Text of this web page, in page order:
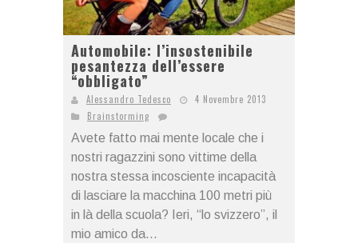
Automobile: l’insostenibile
pesantezza dell’essere
“obbligato”
Alessandro Tedesco
4 Novembre 2013
Brainstorming
Avete fatto mai mente locale che i
nostri ragazzini sono vittime della
nostra stessa incosciente incapacità
di lasciare la macchina 100 metri più
in là della scuola? Ieri, “lo svizzero”, il
mio amico da...